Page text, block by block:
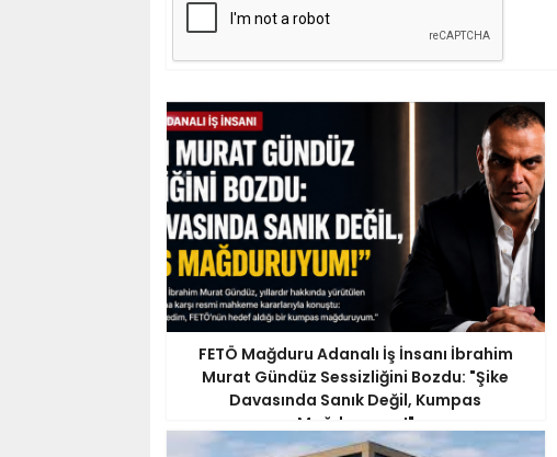
FETÖ Mağduru Adanalı İş İnsanı İbrahim
Murat Gündüz Sessizliğini Bozdu: "Şike
Davasında Sanık Değil, Kumpas
Mağduruyum!"